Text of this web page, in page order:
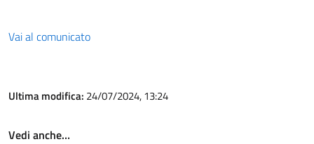
Vai al comunicato
Ultima modifica: 24/07/2024, 13:24
Vedi anche…